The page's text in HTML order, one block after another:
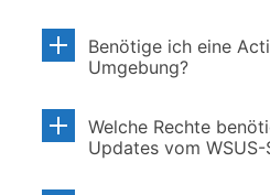
Benötige ich eine
Umgebung?
Welche Rechte
Updates vom